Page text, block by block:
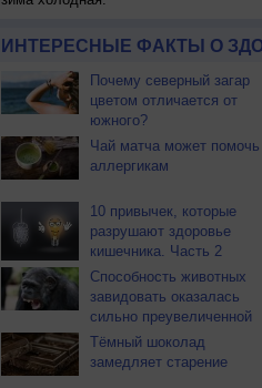
ИНТЕРЕСНЫЕ ФАКТЫ О
Почему северный загар
цветом отличается от
южного?
Чай матча может помочь
аллергикам
10 привычек, которые
разрушают здоровье
кишечника. Часть 2
Способность животных
завидовать оказалась
сильно преувеличенной
Тёмный шоколад
замедляет старение